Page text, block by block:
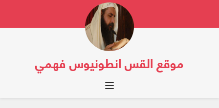
موقع القس انطونيوس فهمي
Toggle navigation